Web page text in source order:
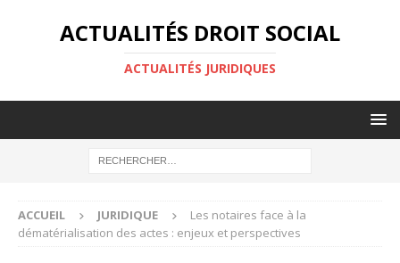
ACTUALITÉS DROIT SOCIAL
ACTUALITÉS JURIDIQUES
ACCUEIL JURIDIQUE
Les notaires face à la
dématérialisation des actes : enjeux et perspectives